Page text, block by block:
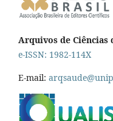
Arquivos de Ciências
e-ISSN: 1982-114X
E-mail: